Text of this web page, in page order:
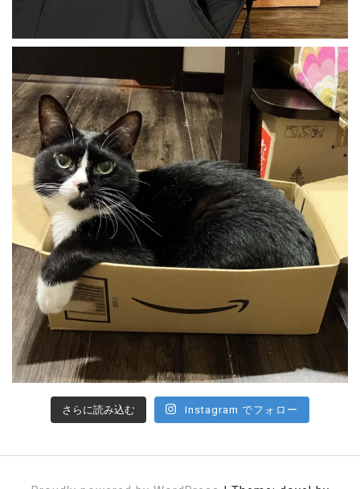
さらに読み込む Instagram でフォロー